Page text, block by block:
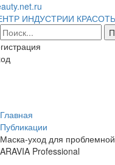
ИНДУСТРИИ
Главная
Публикации
Маска-уход для
ARAVIA Professional